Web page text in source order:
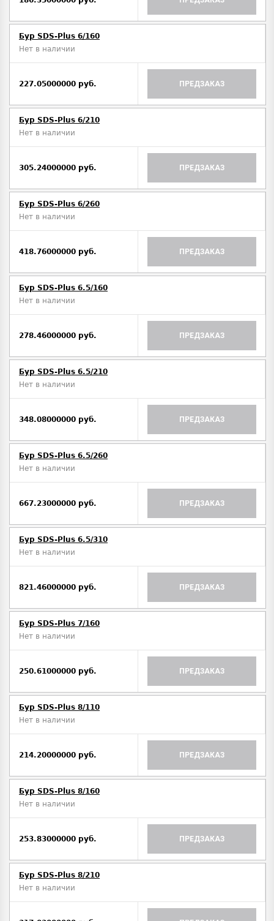
Бур SDS-Plus 6/160
Нет в наличии
227.05000000 руб. ПРЕДЗАКАЗ
Бур SDS-Plus 6/210
Нет в наличии
305.24000000 руб. ПРЕДЗАКАЗ
Бур SDS-Plus 6/260
Нет в наличии
418.76000000 руб. ПРЕДЗАКАЗ
Бур SDS-Plus 6.5/160
Нет в наличии
278.46000000 руб. ПРЕДЗАКАЗ
Бур SDS-Plus 6.5/210
Нет в наличии
348.08000000 руб. ПРЕДЗАКАЗ
Бур SDS-Plus 6.5/260
Нет в наличии
667.23000000 руб. ПРЕДЗАКАЗ
Бур SDS-Plus 6.5/310
Нет в наличии
821.46000000 руб. ПРЕДЗАКАЗ
Бур SDS-Plus 7/160
Нет в наличии
250.61000000 руб. ПРЕДЗАКАЗ
Бур SDS-Plus 8/110
Нет в наличии
214.20000000 руб. ПРЕДЗАКАЗ
Бур SDS-Plus 8/160
Нет в наличии
253.83000000 руб. ПРЕДЗАКАЗ
Бур SDS-Plus 8/210
Нет в наличии